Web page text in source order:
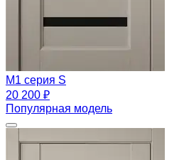
M1 серия S
20 200 ₽
Популярная модель